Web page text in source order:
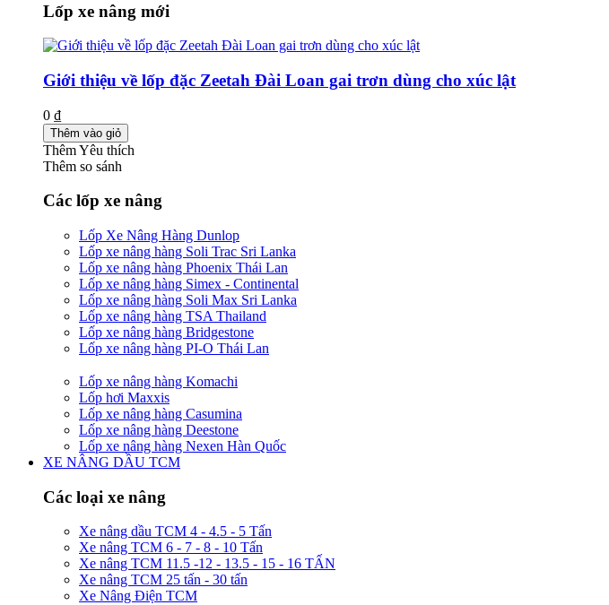
Lốp xe nâng mới
Giới thiệu về lốp đặc Zeetah Đài Loan gai trơn dùng cho xúc lật
0 ₫
Thêm vào giỏ
Thêm Yêu thích
Thêm so sánh
Các lốp xe nâng
Lốp Xe Nâng Hàng Dunlop
Lốp xe nâng hàng Soli Trac Sri Lanka
Lốp xe nâng hàng Phoenix Thái Lan
Lốp xe nâng hàng Simex - Continental
Lốp xe nâng hàng Soli Max Sri Lanka
Lốp xe nâng hàng TSA Thailand
Lốp xe nâng hàng Bridgestone
Lốp xe nâng hàng PI-O Thái Lan
Lốp xe nâng hàng Komachi
Lốp hơi Maxxis
Lốp xe nâng hàng Casumina
Lốp xe nâng hàng Deestone
Lốp xe nâng hàng Nexen Hàn Quốc
XE NÂNG DẦU TCM
Các loại xe nâng
Xe nâng dầu TCM 4 - 4.5 - 5 Tấn
Xe nâng TCM 6 - 7 - 8 - 10 Tấn
Xe nâng TCM 11.5 -12 - 13.5 - 15 - 16 TẤN
Xe nâng TCM 25 tấn - 30 tấn
Xe Nâng Điện TCM